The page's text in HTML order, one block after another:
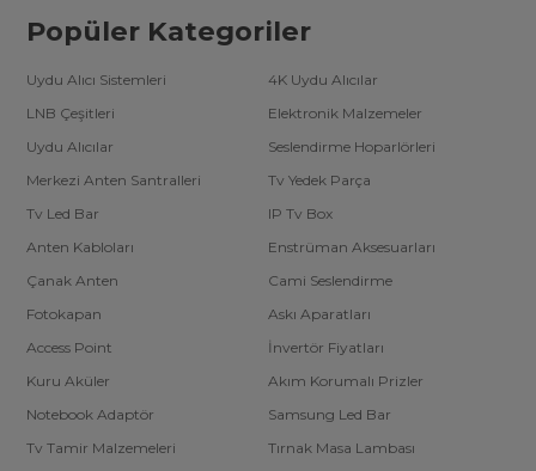
Popüler Kategoriler
Uydu Alıcı Sistemleri
4K Uydu Alıcılar
LNB Çeşitleri
Elektronik Malzemeler
Uydu Alıcılar
Seslendirme Hoparlörleri
Merkezi Anten Santralleri
Tv Yedek Parça
Tv Led Bar
IP Tv Box
Anten Kabloları
Enstrüman Aksesuarları
Çanak Anten
Cami Seslendirme
Fotokapan
Askı Aparatları
Access Point
İnvertör Fiyatları
Kuru Aküler
Akım Korumalı Prizler
Notebook Adaptör
Samsung Led Bar
Tv Tamir Malzemeleri
Tırnak Masa Lambası